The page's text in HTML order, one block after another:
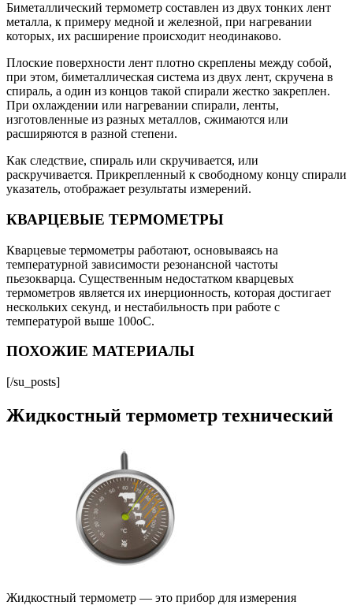
Биметаллический термометр составлен из двух тонких лент
металла, к примеру медной и железной, при нагревании
которых, их расширение происходит неодинаково.
Плоские поверхности лент плотно скреплены между собой,
при этом, биметаллическая система из двух лент, скручена в
спираль, а один из концов такой спирали жестко закреплен.
При охлаждении или нагревании спирали, ленты,
изготовленные из разных металлов, сжимаются или
расширяются в разной степени.
Как следствие, спираль или скручивается, или
раскручивается. Прикрепленный к свободному концу спирали
указатель, отображает результаты измерений.
КВАРЦЕВЫЕ ТЕРМОМЕТРЫ
Кварцевые термометры работают, основываясь на
температурной зависимости резонансной частоты
пьезокварца. Существенным недостатком кварцевых
термометров является их инерционность, которая достигает
нескольких секунд, и нестабильность при работе с
температурой выше 100oC.
ПОХОЖИЕ МАТЕРИАЛЫ
[/su_posts]
Жидкостный термометр технический
Жидкостный термометр — это прибор для измерения